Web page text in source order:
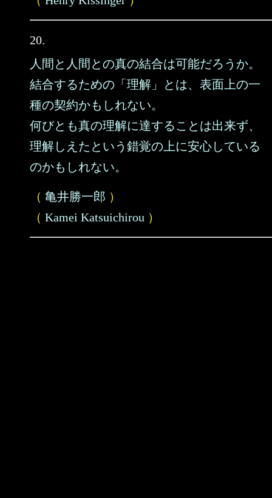
20.
人間と人間との真の結合は可能だろうか。
結合するための「理解」とは、表面上の一
種の契約かもしれない。
何びとも真の理解に達することは出来ず、
理解しえたという錯覚の上に安心している
のかもしれない。
（ 亀井勝一郎 ）
（ Kamei Katsuichirou ）